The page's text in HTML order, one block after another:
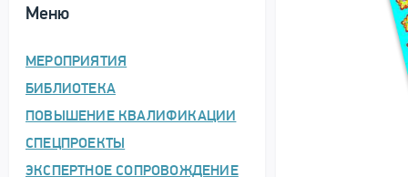
Меню
МЕРОПРИЯТИЯ
БИБЛИОТЕКА
ПОВЫШЕНИЕ КВАЛИФИКАЦИИ
СПЕЦПРОЕКТЫ
ЭКСПЕРТНОЕ СОПРОВОЖДЕНИЕ